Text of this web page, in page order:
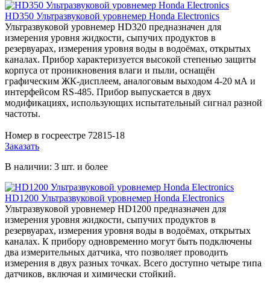
HD350 Ультразвуковой уровнемер Honda Electronics
Ультразвуковой уровнемер HD320 предназначен для
измерения уровня жидкости, сыпучих продуктов в
резервуарах, измерения уровня воды в водоёмах, открытых
каналах. Прибор характеризуется высокой степенью защиты
корпуса от проникновения влаги и пыли, оснащён
графическим ЖК-дисплеем, аналоговым выходом 4-20 мА и
интерфейсом RS-485. Прибор выпускается в двух
модификациях, использующих испытательный сигнал разной
частоты.
Номер в госреестре 72815-18
Заказать
В наличии: 3 шт. и более
HD1200 Ультразвуковой уровнемер Honda Electronics
Ультразвуковой уровнемер HD1200 предназначен для
измерения уровня жидкости, сыпучих продуктов в
резервуарах, измерения уровня воды в водоёмах, открытых
каналах. К прибору одновременно могут быть подключены
два измерительных датчика, что позволяет проводить
измерения в двух разных точках. Всего доступно четыре типа
датчиков, включая и химически стойкий.